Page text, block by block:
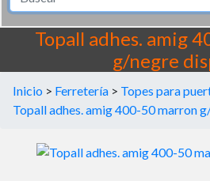
Topall adhes. amig
g/negre
Inicio > Ferretería > Topes para
Topall adhes. amig 400-50 marron